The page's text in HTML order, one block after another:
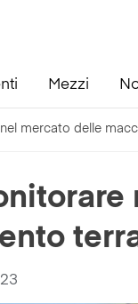
Mezzi
mercato delle